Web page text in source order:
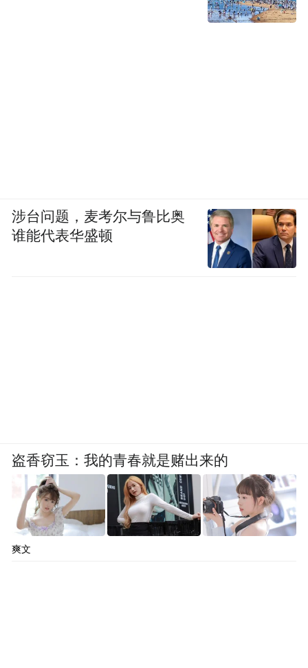
涉台问题，麦考尔与鲁比奥
谁能代表华盛顿
盗香窃玉：我的青春就是赌出来的
爽文